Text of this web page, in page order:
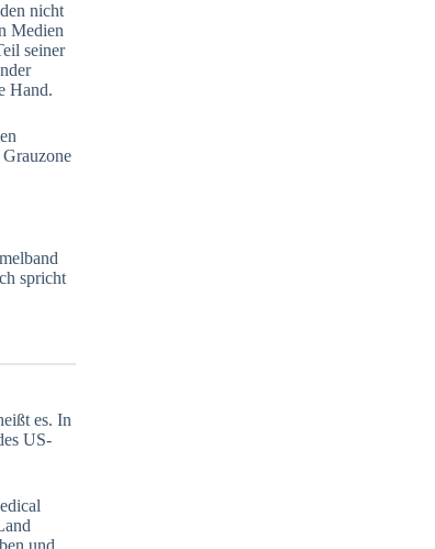
nicht
Medien
seiner
Hand.
spricht
es. In
US-
und